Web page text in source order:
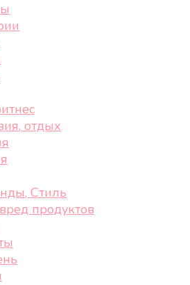
и кино, а также трендах,
спорте, стиле, отдыхе и
отдых
Стиль
продуктов